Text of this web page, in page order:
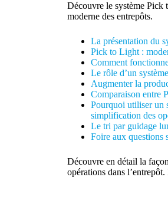
Découvre le système Pick
moderne des entrepôts.
La présentation du
Pick to Light :
Comment
Le rôle d’un
Augmenter la
Comparaison entre
Pourquoi utiliser un
simplification des
Le tri par guidage
Foire aux questions
Découvre en détail la
opérations dans